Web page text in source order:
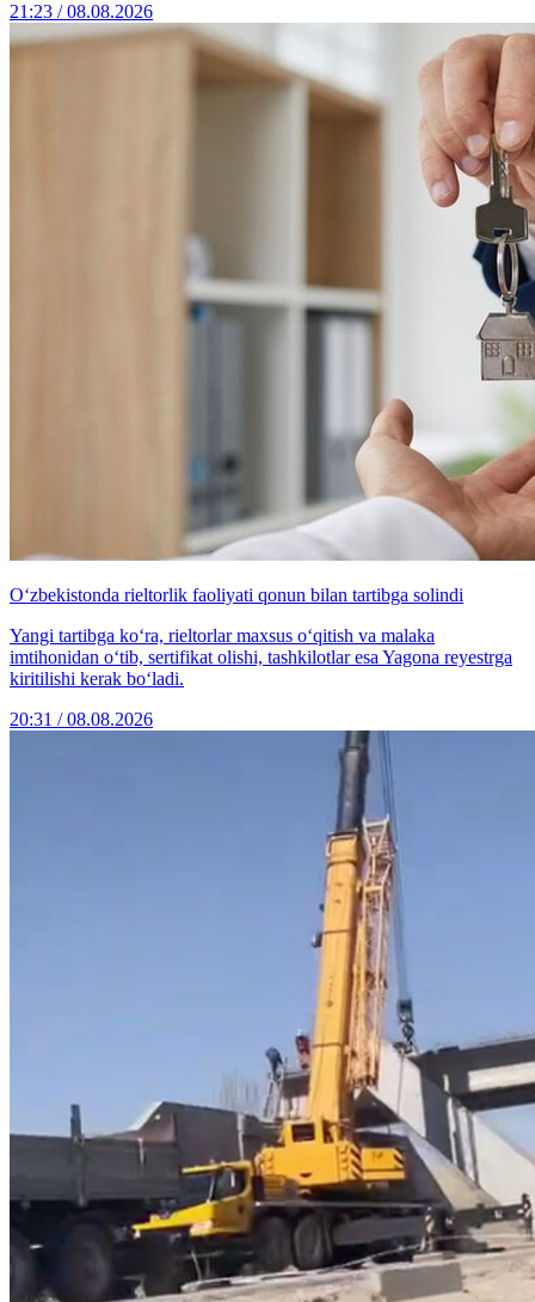
21:23 / 08.08.2026
O‘zbekistonda rieltorlik faoliyati qonun bilan tartibga solindi
Yangi tartibga ko‘ra, rieltorlar maxsus o‘qitish va malaka
imtihonidan o‘tib, sertifikat olishi, tashkilotlar esa Yagona reyestrga
kiritilishi kerak bo‘ladi.
20:31 / 08.08.2026